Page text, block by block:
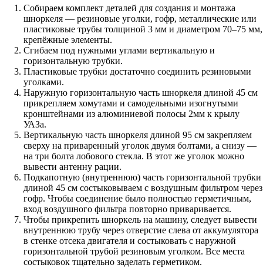
Собираем комплект деталей для создания и монтажа
шноркеля — резиновые уголки, гофр, металлические или
пластиковые трубы толщиной 3 мм и диаметром 70–75 мм,
крепёжные элементы.
Сгибаем под нужными углами вертикальную и
горизонтальную трубки.
Пластиковые трубки достаточно соединить резиновыми
уголками.
Наружную горизонтальную часть шноркеля длиной 45 см
прикрепляем хомутами и самодельными изогнутыми
кронштейнами из алюминиевой полосы 2мм к крылу
УАЗа.
Вертикальную часть шноркеля длиной 95 см закрепляем
сверху на приваренный уголок двумя болтами, а снизу —
на три болта лобового стекла. В этот же уголок можно
вывести антенну рации.
Подкапотную (внутреннюю) часть горизонтальной трубки
длиной 45 см состыковываем с воздушным фильтром через
гофр. Чтобы соединение было полностью герметичным,
вход воздушного фильтра повторно приваривается.
Чтобы прикрепить шноркель на машину, следует вывести
внутреннюю трубу через отверстие слева от аккумулятора
в стенке отсека двигателя и состыковать с наружной
горизонтальной трубой резиновым уголком. Все места
состыковок тщательно заделать герметиком.